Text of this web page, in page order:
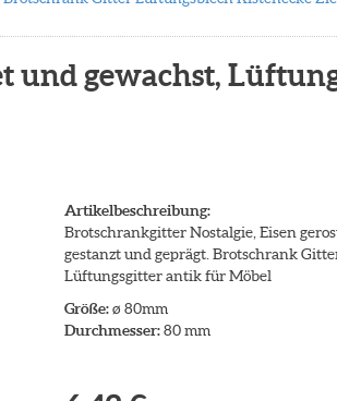
und gewachst,
Artikelbeschreibung:
Brotschrankgitter Nostalgie, Eisen
gestanzt und geprägt. Brotschrank
Lüftungsgitter antik für Möbel
Größe:ø 80mm
Durchmesser:80 mm